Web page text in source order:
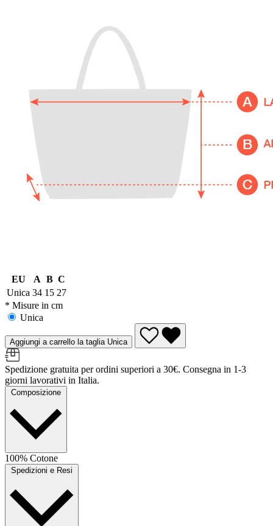
EU A B C
Unica 34 15 27
* Misure in cm
Unica
Aggiungi a carrello la taglia Unica
Spedizione gratuita per ordini superiori a 30€. Consegna in 1-3
giorni lavorativi in Italia.
Composizione
100% Cotone
Spedizioni e Resi